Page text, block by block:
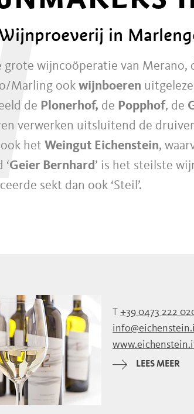
in
grote wijncoöperatie van Merano,
Marling ook wijnboeren
de Plonerhof, de Popphof, de
verwerken uitsluitend de
het Weingut Eichenstein,
‘Geier Bernhard’ is het steilste
sekt dan ook ‘Steil’.
T +39 0473 222
LEES MEER